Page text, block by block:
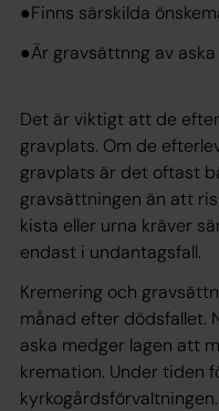
●Finns särskilda
●Är gravsättnng av
Det är viktigt att de
gravplats. Om de
gravplats är det oftast
gravsättningen än att
kista eller urna kräver
endast i undantagsfall.
Kremering och
månad efter dödsfallet.
aska medger lagen att
kremation. Under tiden
kyrkogårdsförvaltningen.